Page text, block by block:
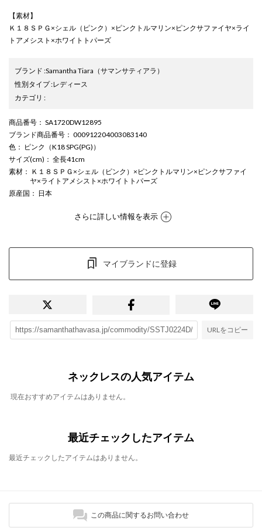
【素材】
Ｋ１８ＳＰＧ×シェル（ピンク）×ピンクトルマリン×ピンクサファイヤ×ライ
トアメシスト×ホワイトトパーズ
ブランド :Samantha Tiara （サマンサティアラ）
性別タイプ:レディース
カテゴリ :
商品番号 ： SA1720DW12895
ブランド商品番号 ： 000912204003083140
色 ： ピンク（K18 SPG(PG)）
サイズ(cm) ： 全長41cm
素材 ： Ｋ１８ＳＰＧ×シェル（ピンク）×ピンクトルマリン×ピンクサファイ
ヤ×ライトアメシスト×ホワイトトパーズ
原産国 ： 日本
さらに詳しい情報を表示
マイブランドに登録
URLをコピー
ネックレスの人気アイテム
現在おすすめアイテムはありません。
最近チェックしたアイテム
最近チェックしたアイテムはありません。
この商品に関するお問い合わせ